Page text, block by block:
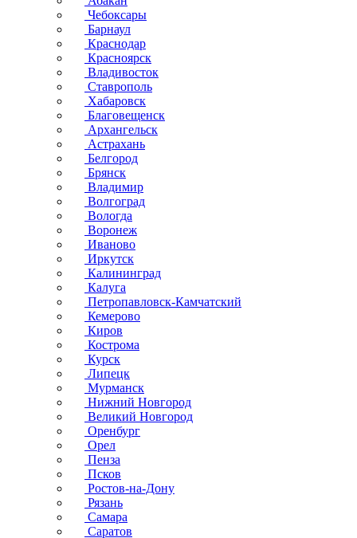
Чебоксары
Барнаул
Краснодар
Красноярск
Владивосток
Ставрополь
Хабаровск
Благовещенск
Архангельск
Астрахань
Белгород
Брянск
Владимир
Волгоград
Вологда
Воронеж
Иваново
Иркутск
Калининград
Калуга
Петропавловск-Камчатский
Кемерово
Киров
Кострома
Курск
Липецк
Мурманск
Нижний Новгород
Великий Новгород
Оренбург
Орел
Пенза
Псков
Ростов-на-Дону
Рязань
Самара
Саратов